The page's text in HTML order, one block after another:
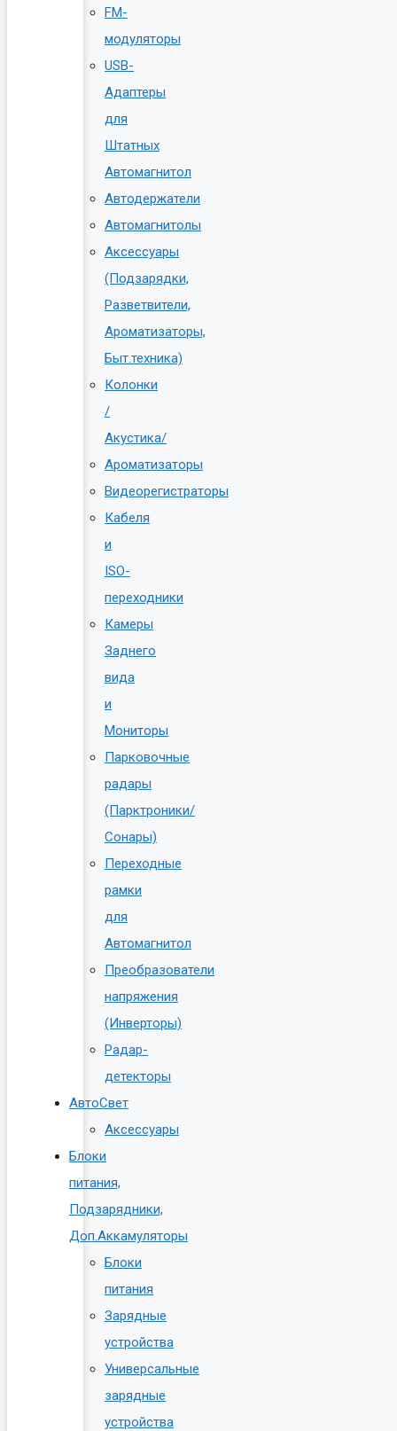
FM-
модуляторы
USB-
Адаптеры
для
Штатных
Автомагнитол
Автодержатели
Автомагнитолы
Аксессуары
(Подзарядки,
Разветвители,
Ароматизаторы,
Быт.техника)
Колонки
/
Акустика/
Ароматизаторы
Видеорегистраторы
Кабеля
и
ISO-
переходники
Камеры
Заднего
вида
и
Мониторы
Парковочные
радары
(Парктроники/
Сонары)
Переходные
рамки
для
Автомагнитол
Преобразователи
напряжения
(Инверторы)
Радар-
детекторы
АвтоСвет
Аксессуары
Блоки
питания,
Подзарядники,
Доп.Аккамуляторы
Блоки
питания
Зарядные
устройства
Универсальные
зарядные
устройства